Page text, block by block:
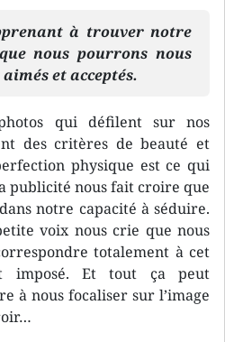
à trouver notre
nous pourrons nous
et acceptés.
qui défilent sur nos
des critères de beauté et
physique est ce qui
publicité nous fait croire que
notre capacité à séduire.
voix nous crie que nous
totalement à cet
imposé. Et tout ça peut
à nous focaliser sur l’image